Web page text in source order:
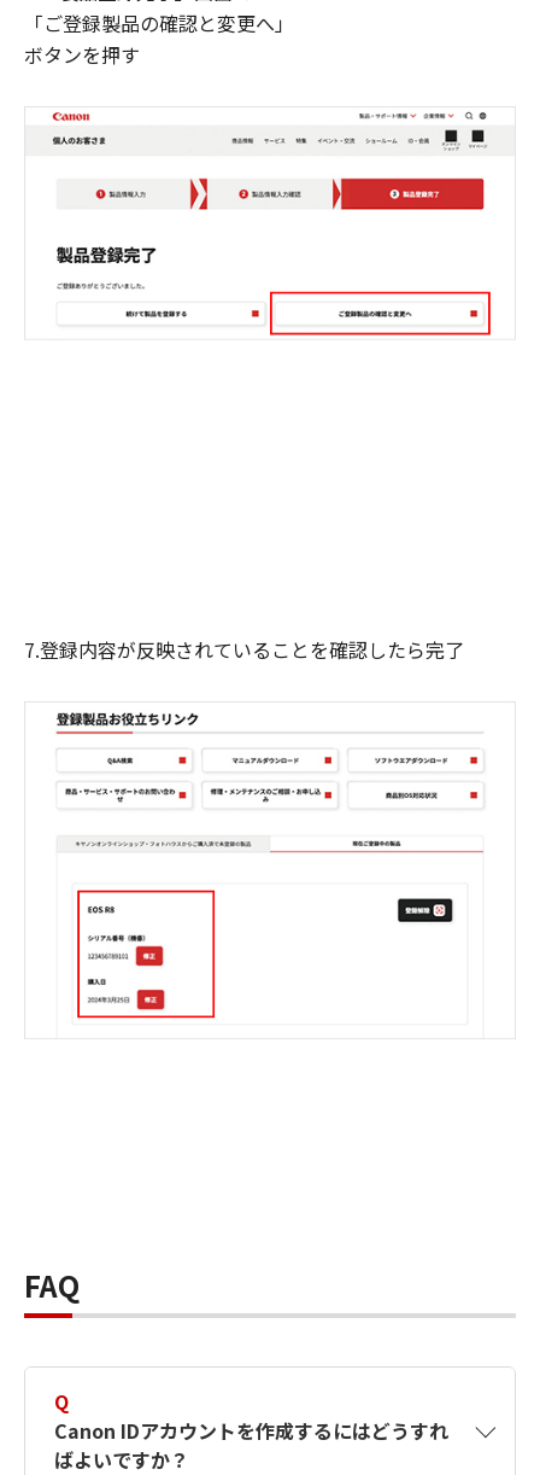
「ご登録製品の確認と変更へ」
ボタンを押す
7.登録内容が反映されていることを確認したら完了
FAQ
Q
Canon IDアカウントを作成するにはどうすれ
ばよいですか？